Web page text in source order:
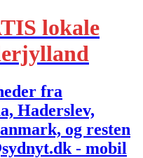
lokale
fra
Haderslev,
og resten
- mobil